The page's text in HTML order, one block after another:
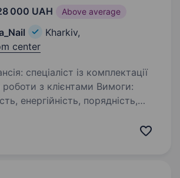
000 UAH Above average
Kharkiv,
center
з клієнтами Вимоги:
енергійність, порядність,
2 вихідні на тиждень, 14